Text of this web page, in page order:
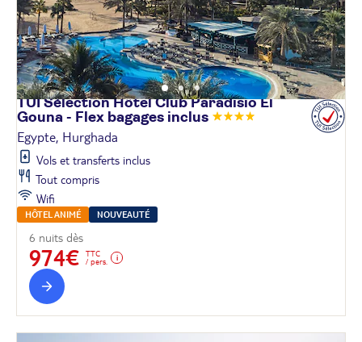
TUI Sélection Hôtel Club Paradisio El
Gouna - Flex bagages inclus
Egypte, Hurghada
Vols et transferts inclus
Tout compris
Wifi
HÔTEL ANIMÉ NOUVEAUTÉ
6 nuits dès
974€
TTC
/ pers.